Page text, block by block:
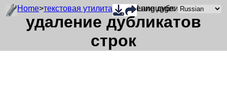
Home>текстовая утилита > удаление дубликатов строк
удаление дубликатов
строк
Language: